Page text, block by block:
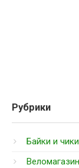
Рубрики
Байки и